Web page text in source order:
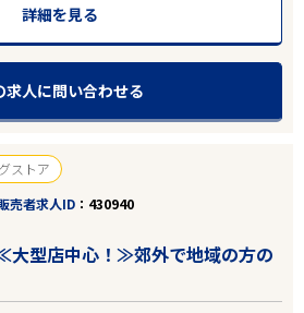
詳細を見る
求人に問い合わせる
ストア
売者求人ID 430940
大型店中心！≫郊外で地域の方の